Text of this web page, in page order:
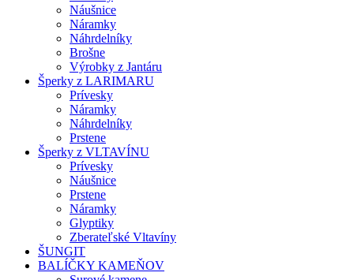
Náušnice
Náramky
Náhrdelníky
Brošne
Výrobky z Jantáru
Šperky z LARIMARU
Prívesky
Náramky
Náhrdelníky
Prstene
Šperky z VLTAVÍNU
Prívesky
Náušnice
Prstene
Náramky
Glyptiky
Zberateľské Vltavíny
ŠUNGIT
BALÍČKY KAMEŇOV